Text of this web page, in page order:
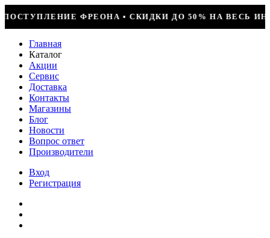
ДО 50% НА ВЕСЬ ИНСТРУМЕНТ • КОМПРЕССОР
Главная
Каталог
Акции
Сервис
Доставка
Контакты
Магазины
Блог
Новости
Вопрос ответ
Производители
Вход
Регистрация